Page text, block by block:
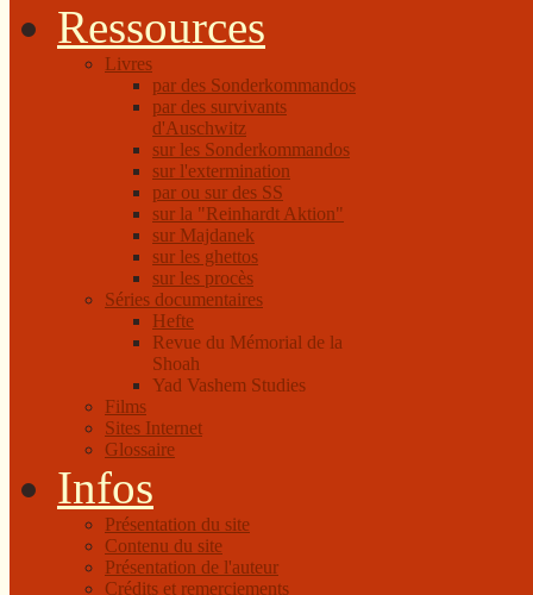
Ressources
Livres
par des Sonderkommandos
par des survivants
d'Auschwitz
sur les Sonderkommandos
sur l'extermination
par ou sur des SS
sur la "Reinhardt Aktion"
sur Majdanek
sur les ghettos
sur les procès
Séries documentaires
Hefte
Revue du Mémorial de la
Shoah
Yad Vashem Studies
Films
Sites Internet
Glossaire
Infos
Présentation du site
Contenu du site
Présentation de l'auteur
Crédits et remerciements